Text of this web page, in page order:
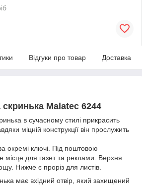
Відгуки про товар Доставка
Malatec 6244
в сучасному стилі прикрасить
міцній конструкції він прослужить
окремі ключі. Під поштовою
місце для газет та реклами. Верхня
Нижче є проріз для листів.
має вхідний отвір, який захищений